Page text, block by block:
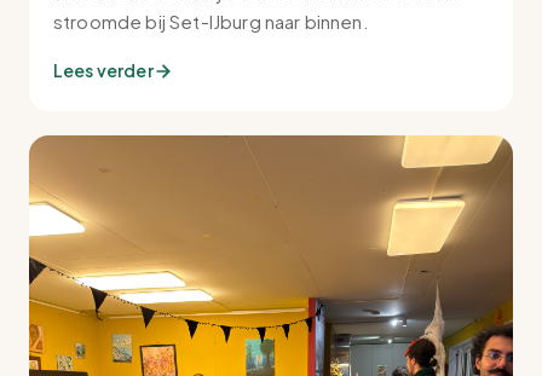
stroomde bij Set-IJburg naar binnen.
Lees verder